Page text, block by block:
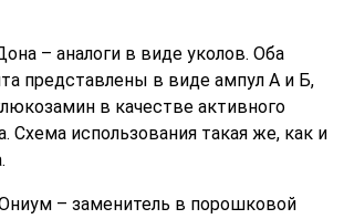
– аналоги в виде уколов. Оба
представлены в виде ампул А и Б,
в качестве активного
Схема использования такая же, как и
– заменитель в порошковой